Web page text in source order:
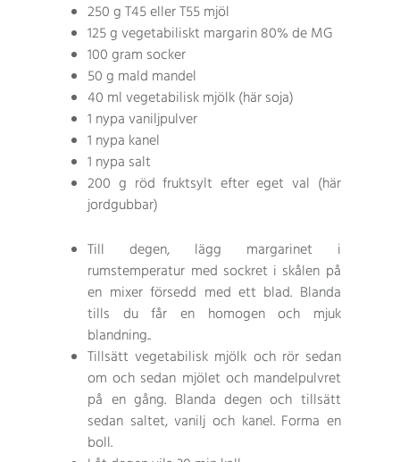
250 g T45 eller T55 mjöl
125 g vegetabiliskt margarin 80% de MG
100 gram socker
50 g mald mandel
40 ml vegetabilisk mjölk (här soja)
1 nypa vaniljpulver
1 nypa kanel
1 nypa salt
200 g röd fruktsylt efter eget val (här
jordgubbar)
Till degen, lägg margarinet i
rumstemperatur med sockret i skålen på
en mixer försedd med ett blad. Blanda
tills du får en homogen och mjuk
blandning..
Tillsätt vegetabilisk mjölk och rör sedan
om och sedan mjölet och mandelpulvret
på en gång. Blanda degen och tillsätt
sedan saltet, vanilj och kanel. Forma en
boll.